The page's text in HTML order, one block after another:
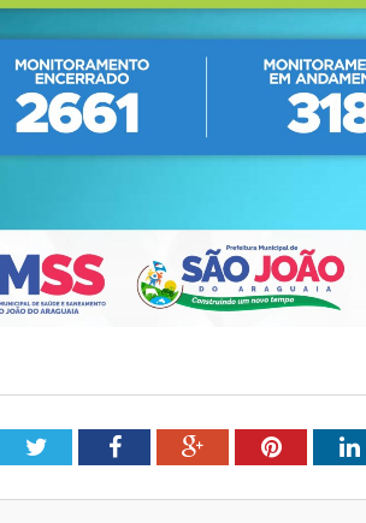
TwitterFacebookGoogle+Pinterest